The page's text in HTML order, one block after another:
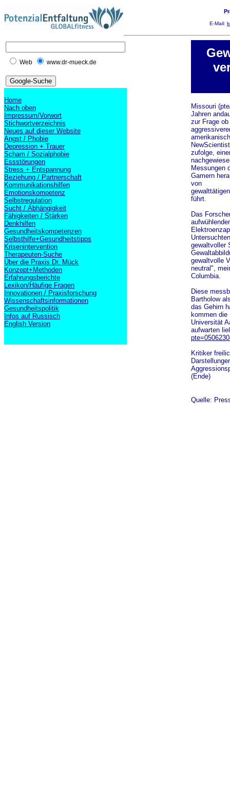
E-Mail:
Web www.dr-mueck.de
Home
Nach oben
Impressum/Vorwort
Stichwortverzeichnis
Neues auf dieser Website
Angst / Phobie
Depression + Trauer
Scham / Sozialphobie
Essstörungen
Stress + Entspannung
Beziehung / Partnerschaft
Kommunikationshilfen
Emotionskompetenz
Selbstregulation
Sucht / Abhängigkeit
Fähigkeiten / Stärken
Denkhilfen
Gesundheitskompetenzen
Selbsthilfe+Gesundheitstipps
Krisenintervention
Therapeuten-Suche
Über die Praxis Dr. Mück
Konzept+Methoden
Erfahrungsberichte
Lexikon/Häufige Fragen
Innovationen / Praxisforschung
Wissenschaftsinformationen
Gesundheitspolitik
Infos auf Russisch
English Version
Missouri
Jahren
zur Frage
zufolge,
Messungen
Gamern
von
führt.
Das
gewaltvoller
gewaltvolle
neutral",
Columbia.
Diese
Bartholow
das Gehirn
kommen
Universität
aufwarten
Kritiker
(Ende)
Quelle: